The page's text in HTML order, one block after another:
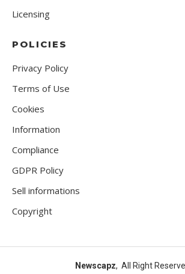
Licensing
POLICIES
Privacy Policy
Terms of Use
Cookies
Information
Compliance
GDPR Policy
Sell informations
Copyright
Newscapz, All Right